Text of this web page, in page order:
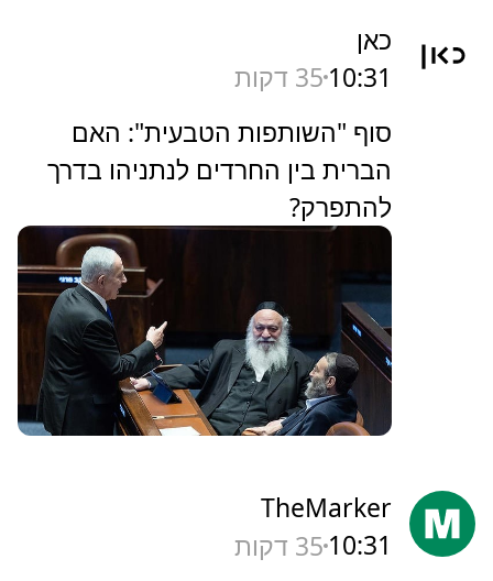
כאן
10:31 35 דקות
סוף "השותפות הטבעית": האם
הברית בין החרדים לנתניהו בדרך
להתפרק?
TheMarker
10:31 35 דקות